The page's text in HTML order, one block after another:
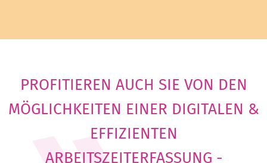
PROFITIEREN AUCH SIE VON DEN
MÖGLICHKEITEN EINER DIGITALEN &
EFFIZIENTEN
ARBEITSZEITERFASSUNG -